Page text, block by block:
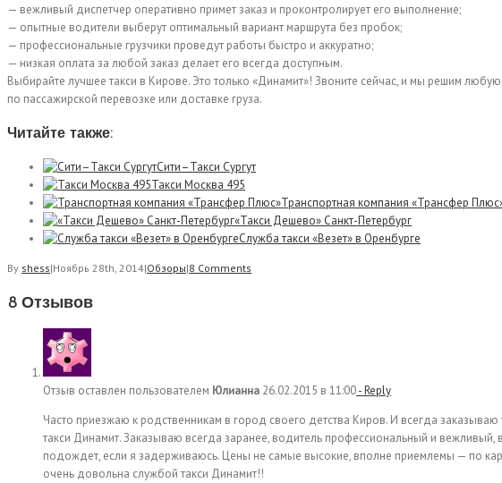
— вежливый диспетчер оперативно примет заказ и проконтролирует его выполнение;
— опытные водители выберут оптимальный вариант маршрута без пробок;
— профессиональные грузчики проведут работы быстро и аккуратно;
— низкая оплата за любой заказ делает его всегда доступным.
Выбирайте лучшее такси в Кирове. Это только «Динамит»! Звоните сейчас, и мы решим
по пассажирской перевозке или доставке груза.
Читайте также:
Сити–Такси Сургут
Такси Москва 495
Транспортная компания «Трансфер
«Такси Дешево» Санкт-Петербург
Служба такси «Везет» в Оренбурге
By shess|Ноябрь 28th, 2014|Обзоры|8 Comments
8 Отзывов
Отзыв оставлен пользователем Юлианна 26.02.2015 в 11:00- Reply
Часто приезжаю к родственникам в город своего детства Киров. И всегда заказываю
такси Динамит. Заказываю всегда заранее, водитель профессиональный и вежливый,
подождет, если я задерживаюсь. Цены не самые высокие, вполне приемлемы — по
очень довольна службой такси Динамит!!